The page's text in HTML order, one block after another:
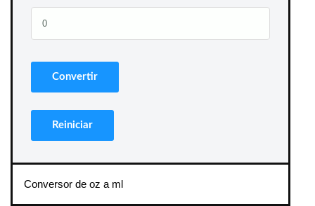
Conversor de oz a ml